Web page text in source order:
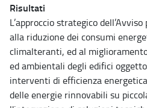
Risultati
L’approccio strategico
alla riduzione dei consumi
climalteranti, ed al
ed ambientali degli edifici
interventi di efficienza
delle energie rinnovabili su